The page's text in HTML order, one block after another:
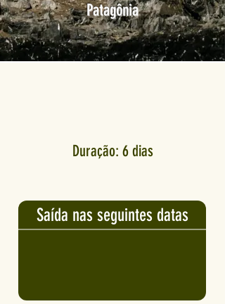
Patagônia
Duração: 6 dias
Saída nas seguintes datas